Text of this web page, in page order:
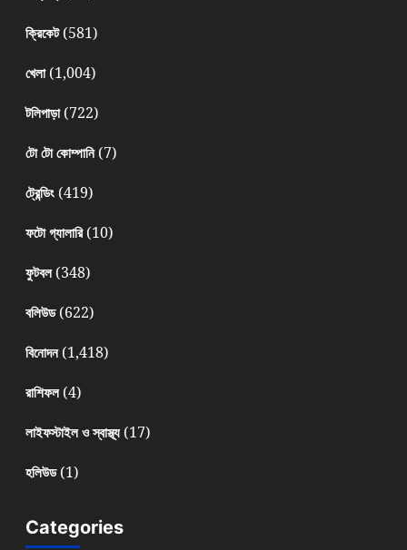
ক্রিকেট(581)
খেলা(1,004)
টলিপাড়া(722)
টো টো কোম্পানি(7)
ট্রেন্ডিং(419)
ফটো গ্যালারি(10)
ফুটবল(348)
বলিউড(622)
বিনোদন(1,418)
রাশিফল(4)
লাইফস্টাইল ও স্বাস্থ্য(17)
হলিউড(1)
Categories